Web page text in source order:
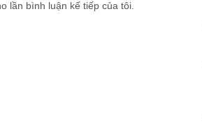
lần bình luận kế tiếp của tôi.